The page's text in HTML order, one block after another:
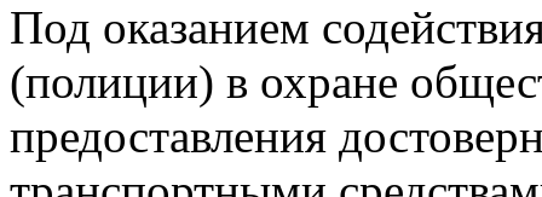
Под оказанием
(полиции) в охране
предоставления